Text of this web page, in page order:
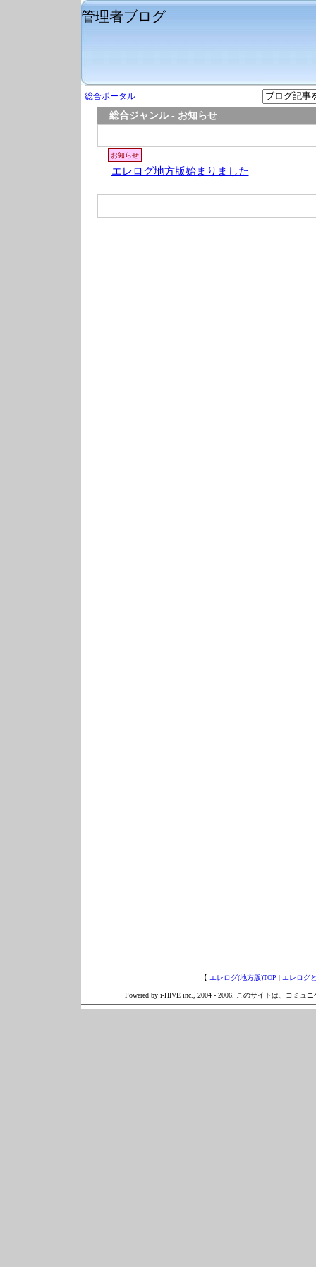
管理者ブログ
総合ポータル
総合ジャンル - お知らせ
お知らせ
エレログ地方版始まりました
【 エレログ(地方版)TOP | エレログ
Powered by i-HIVE inc., 2004 - 2006. このサイトは、コミュ